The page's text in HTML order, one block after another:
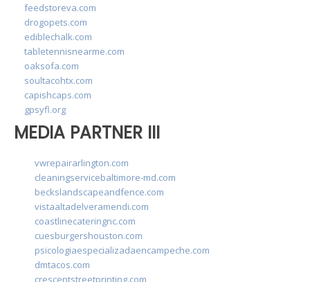
feedstoreva.com
drogopets.com
ediblechalk.com
tabletennisnearme.com
oaksofa.com
soultacohtx.com
capishcaps.com
gpsyfl.org
MEDIA PARTNER III
vwrepairarlington.com
cleaningservicebaltimore-md.com
beckslandscapeandfence.com
vistaaltadelveramendi.com
coastlinecateringnc.com
cuesburgershouston.com
psicologiaespecializadaencampeche.com
dmtacos.com
crescentstreetprinting.com